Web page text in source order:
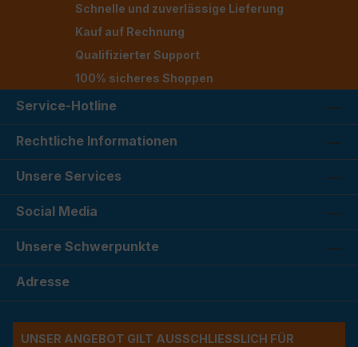
Schnelle und zuverlässige Lieferung
Kauf auf Rechnung
Qualifizierter Support
100% sicheres Shoppen
Service-Hotline
Rechtliche Informationen
Unsere Services
Social Media
Unsere Schwerpunkte
Adresse
UNSER ANGEBOT GILT AUSSCHLIESSLICH FÜR G